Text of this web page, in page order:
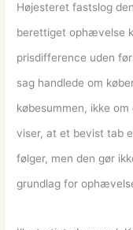
Højesteret fastslog
berettiget ophævelse
prisdifference uden
sag handlede om
købesummen, ikke
viser, at et bevist tab
følger, men den gør
grundlag for